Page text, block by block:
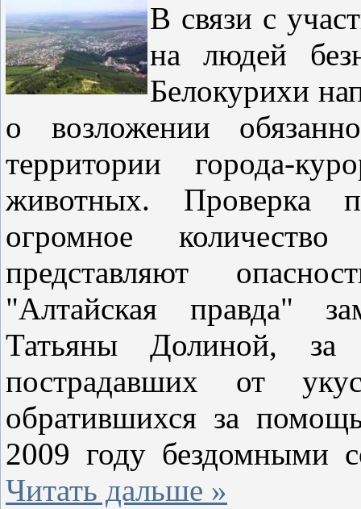
В связи с
на людей
Белокурихи
о возложении
территории города-
животных. Проверка
огромное
представляют
"Алтайская правда"
Татьяны Долиной, за
пострадавших от
обратившихся за
2009 году бездомными
Читать дальше »